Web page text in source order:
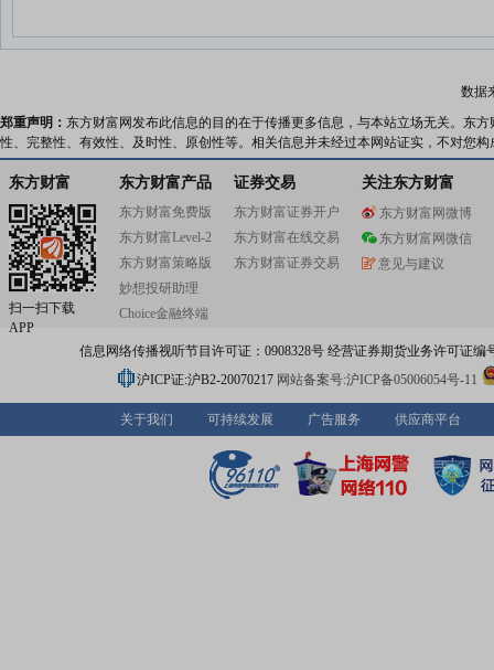
数据
郑重声明： 东方财富网发布此信息的目的在于传播更多信息，与本站立场无关。东
性、完整性、有效性、及时性、原创性等。相关信息并未经过本网站证实，不对您
东方财富
扫一扫下载
APP
东方财富产品
东方财富免费版
东方财富Level-2
东方财富策略版
妙想投研助理
Choice金融终端
证券交易
东方财富证券开户
东方财富在线交易
东方财富证券交易
关注东方财富
东方财富网微博
东方财富网微信
意见与建议
信息网络传播视听节目许可证：0908328号 经营证券期货业务许可证编
沪ICP证:沪B2-20070217 网站备案号:沪ICP备05006054号-11
关于我们 可持续发展 广告服务 供应商平台